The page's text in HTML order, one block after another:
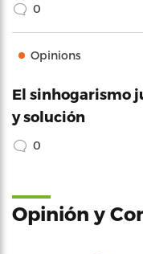
0
Opinions
El sinhogarismo
y solución
0
Opinión y